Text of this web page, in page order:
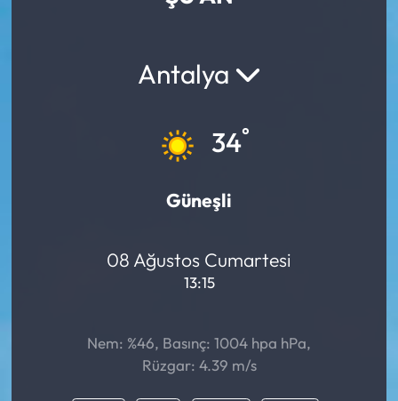
Antalya
34°
Güneşli
08 Ağustos Cumartesi
13:15
Nem: %46, Basınç: 1004 hpa hPa,
Rüzgar: 4.39 m/s